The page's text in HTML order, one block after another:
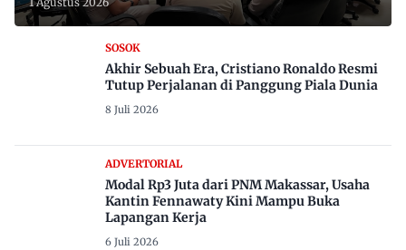
SOSOK
Akhir Sebuah Era, Cristiano Ronaldo Resmi
Tutup Perjalanan di Panggung Piala Dunia
8 Juli 2026
ADVERTORIAL
Modal Rp3 Juta dari PNM Makassar, Usaha
Kantin Fennawaty Kini Mampu Buka
Lapangan Kerja
6 Juli 2026